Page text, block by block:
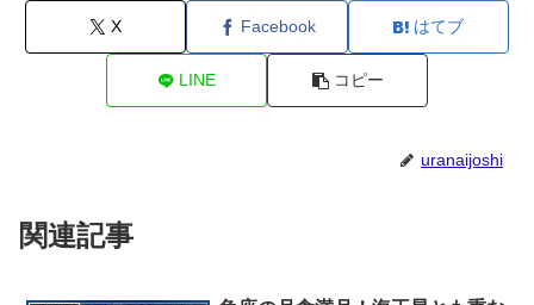
X Facebook はてブ
LINE コピー
uranaijoshi
関連記事